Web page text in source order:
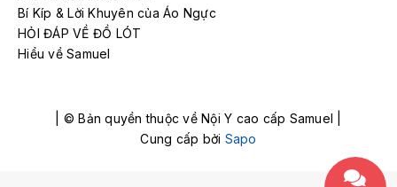
Bí Kíp & Lời Khuyên của Áo Ngực
HỎI ĐÁP VỀ ĐỒ LÓT
Hiểu về Samuel
| © Bản quyền thuộc về Nội Y cao cấp Samuel |
Cung cấp bởi Sapo